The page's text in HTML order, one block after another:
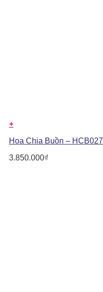
+
Hoa Chia Buồn – HCB027
3.850.000₫